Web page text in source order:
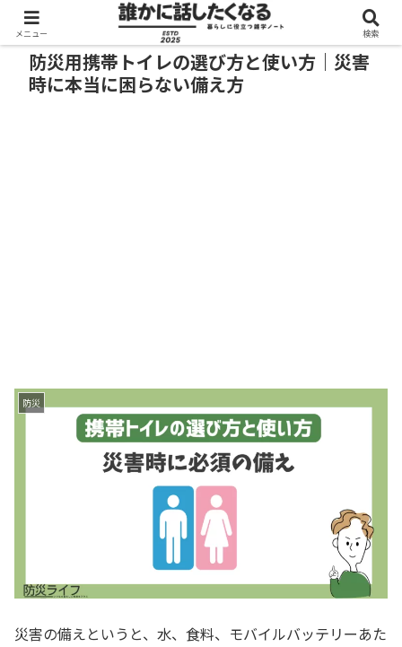
防災用携帯トイレの選び方と使い方｜災害
時に本当に困らない備え方
防災
災害の備えというと、水、食料、モバイルバッテリーあた
メニュー 検索